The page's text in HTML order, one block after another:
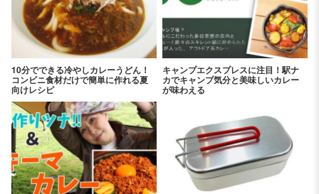
10分でできる冷やしカレーうどん！
コンビニ食材だけで簡単に作れる夏
向けレシピ
キャンプエクスプレスに注目！駅ナ
カでキャンプ気分と美味しいカレー
が味わえる